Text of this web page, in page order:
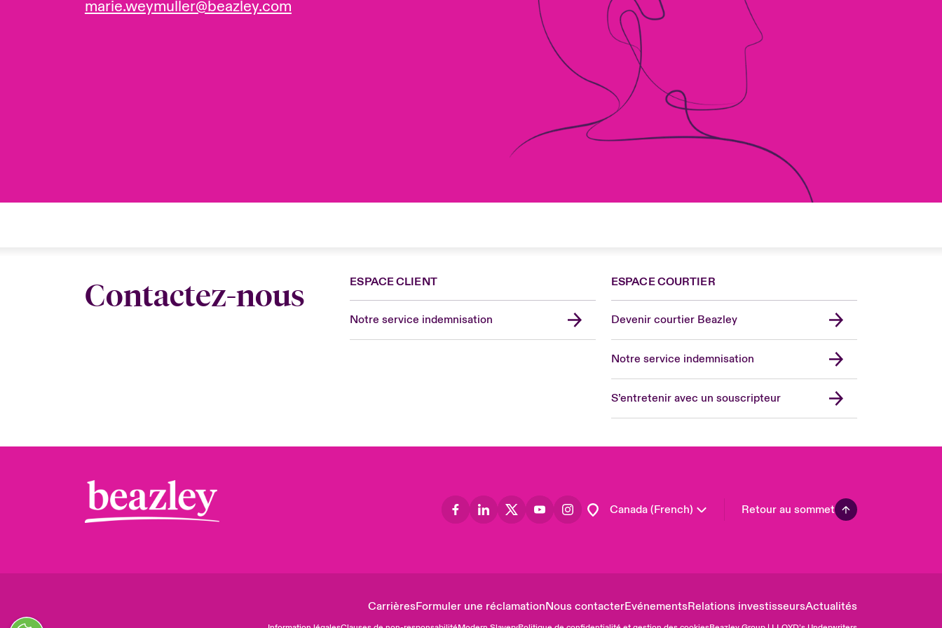
marie.weymuller@beazley.com
Contactez-nous ESPACE CLIENT
Notre service indemnisation
ESPACE COURTIER
Devenir courtier Beazley
Notre service indemnisation
S’entretenir avec un souscripteur
Canada (French)
Canada (English)
Germany
London Market
Retour au sommet
CarrièresFormuler une réclamationNous contacterEvénementsRelations investisseursActualités